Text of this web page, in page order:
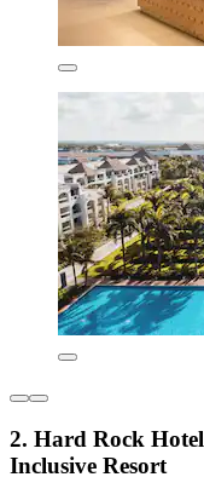
2. Hard Rock
Inclusive Resort